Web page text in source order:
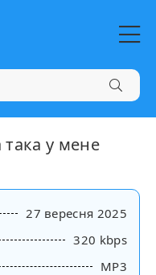
у мене
27 вересня 2025
320 kbps
MP3